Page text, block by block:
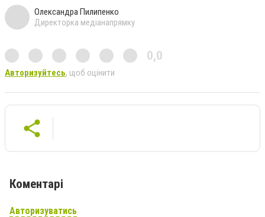
Олександра Пилипенко
Директорка медіанапрямку
0,0
Авторизуйтесь, щоб оцінити
Коментарі
Авторизуватись